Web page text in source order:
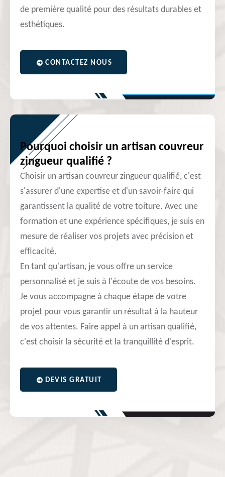
de première qualité pour des résultats durables et
esthétiques.
CONTACTEZ NOUS
Pourquoi choisir un artisan couvreur
zingueur qualifié ?
Choisir un artisan couvreur zingueur qualifié, c'est
s'assurer d'une expertise et d'un savoir-faire qui
garantissent la qualité de votre toiture. Avec une
formation et une expérience spécifiques, je suis en
mesure de réaliser vos projets avec précision et
efficacité.
En tant qu'artisan, je vous offre un service
personnalisé et je suis à l'écoute de vos besoins.
Je vous accompagne à chaque étape de votre
projet pour vous garantir un résultat à la hauteur
de vos attentes. Faire appel à un artisan qualifié,
c'est choisir la sécurité et la tranquillité d'esprit.
DEVIS GRATUIT